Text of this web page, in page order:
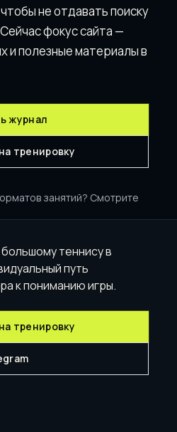
не отдавать поискy
фокус сайта —
и полезные материалы в
журнал
тренировку
занятий? Смотрите
теннису в
путь
к пониманию игры.
тренировку